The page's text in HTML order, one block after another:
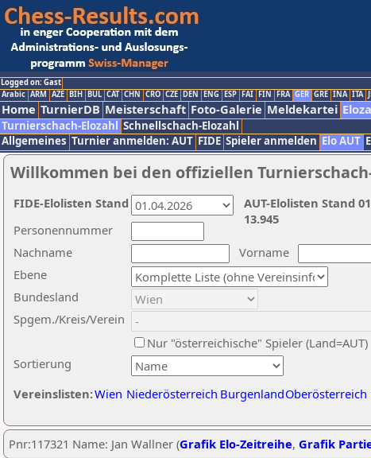
Logged on: Gast
Arabic ARM AZE BIH BUL CAT CHN CRO CZE DEN ENG ESP FAI FIN FRA GER GRE INA ITA
Home TurnierDB Meisterschaft Foto-Galerie Meldekartei
Turnierschach-Elozahl Schnellschach-Elozahl
Allgemeines Turnier anmelden: AUT FIDE Spieler anmelden Elo AUT
Willkommen bei den offiziellen
Nachname
Vorname
Ebene
Sortierung
Personennummer
Bundesland
Spgem./Kreis/Verein
Nur "österreichische" Spieler (Land=AUT)
Vereinslisten:Wien Niederösterreich BurgenlandOberösterreich
AUT-Elolisten Stand
13.945
FIDE-Elolisten Stand
Pnr:117321 Name: Jan Wallner (Grafik Elo-Zeitreihe, Grafik